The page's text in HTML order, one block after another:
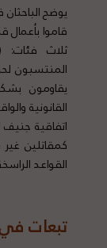
يوضح
قاموا
يقاومون
القانونية
اتفاقية
كمقاتلين
القواعد
تبعات في